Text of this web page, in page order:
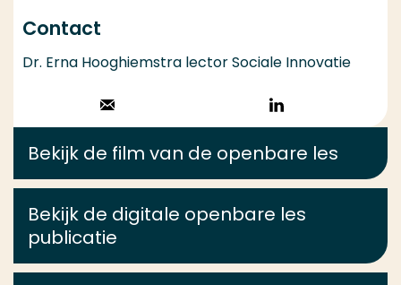
Contact
Dr. Erna Hooghiemstra lector Sociale Innovatie
Stuur een email
Volg op
LinkedIn
Bekijk de film van de openbare les
Bekijk de digitale openbare les
publicatie